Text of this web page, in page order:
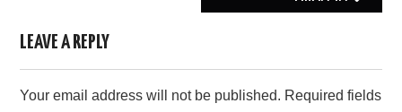
LEAVE A REPLY
Your email address will not be published. Required fields